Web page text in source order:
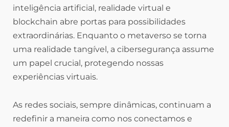
inteligência artificial, realidade virtual e
blockchain abre portas para possibilidades
extraordinárias. Enquanto o metaverso se torna
uma realidade tangível, a cibersegurança assume
um papel crucial, protegendo nossas
experiências virtuais.
As redes sociais, sempre dinâmicas, continuam a
redefinir a maneira como nos conectamos e